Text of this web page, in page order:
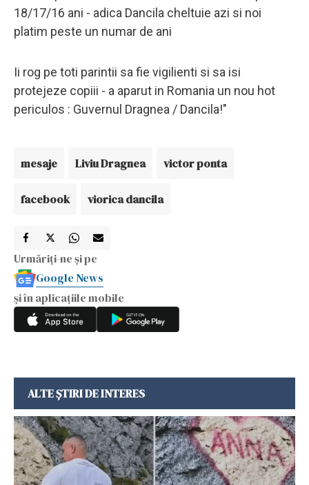
18/17/16 ani - adica Dancila cheltuie azi si noi
platim peste un numar de ani
Ii rog pe toti parintii sa fie vigilienti si sa isi
protejeze copiii - a aparut in Romania un nou hot
periculos : Guvernul Dragnea / Dancila!"
mesaje Liviu Dragnea victor ponta
facebook viorica dancila
Urmăriți-ne și pe
Google News
și în aplicațiile mobile
ALTE ȘTIRI DE INTERES